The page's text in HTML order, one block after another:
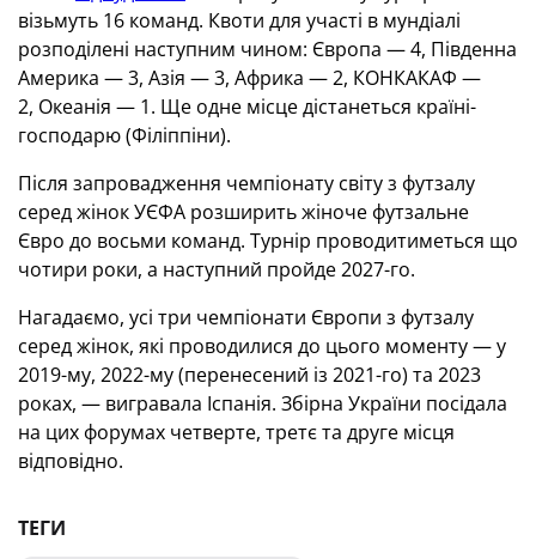
візьмуть 16 команд. Квоти для участі в мундіалі
розподілені наступним чином: Європа — 4, Південна
Америка — 3, Азія — 3, Африка — 2, КОНКАКАФ —
2, Океанія — 1. Ще одне місце дістанеться країні-
господарю (Філіппіни).
Після запровадження чемпіонату світу з футзалу
серед жінок УЄФА розширить жіноче футзальне
Євро до восьми команд. Турнір проводитиметься що
чотири роки, а наступний пройде 2027-го.
Нагадаємо, усі три чемпіонати Європи з футзалу
серед жінок, які проводилися до цього моменту — у
2019-му, 2022-му (перенесений із 2021-го) та 2023
роках, — вигравала Іспанія. Збірна України посідала
на цих форумах четверте, третє та друге місця
відповідно.
ТЕГИ